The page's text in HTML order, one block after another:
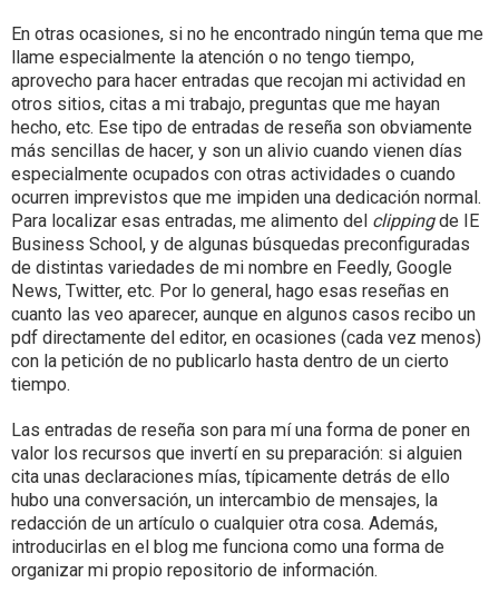
En otras ocasiones, si no he encontrado ningún tema que me
llame especialmente la atención o no tengo tiempo,
aprovecho para hacer entradas que recojan mi actividad en
otros sitios, citas a mi trabajo, preguntas que me hayan
hecho, etc. Ese tipo de entradas de reseña son obviamente
más sencillas de hacer, y son un alivio cuando vienen días
especialmente ocupados con otras actividades o cuando
ocurren imprevistos que me impiden una dedicación normal.
Para localizar esas entradas, me alimento del clippingde IE
Business School, y de algunas búsquedas preconfiguradas
de distintas variedades de mi nombre en Feedly, Google
News, Twitter, etc. Por lo general, hago esas reseñas en
cuanto las veo aparecer, aunque en algunos casos recibo un
pdf directamente del editor, en ocasiones (cada vez menos)
con la petición de no publicarlo hasta dentro de un cierto
tiempo.
Las entradas de reseña son para mí una forma de poner en
valor los recursos que invertí en su preparación: si alguien
cita unas declaraciones mías, típicamente detrás de ello
hubo una conversación, un intercambio de mensajes, la
redacción de un artículo o cualquier otra cosa. Además,
introducirlas en el blog me funciona como una forma de
organizar mi propio repositorio de información.